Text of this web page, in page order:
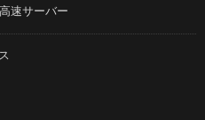
速サーバー